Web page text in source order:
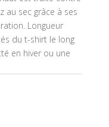
au sec grâce à ses
Longueur
du t-shirt le long
en hiver ou une